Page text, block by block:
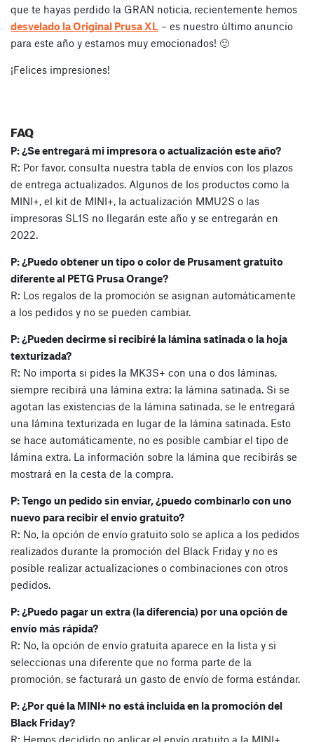
que te hayas perdido la GRAN noticia, recientemente hemos
desvelado la Original Prusa XL – es nuestro último anuncio
para este año y estamos muy emocionados! 🙂
¡Felices impresiones!
FAQ
P: ¿Se entregará mi impresora o actualización este año?
R: Por favor, consulta nuestra tabla de envíos con los plazos
de entrega actualizados. Algunos de los productos como la
MINI+, el kit de MINI+, la actualización MMU2S o las
impresoras SL1S no llegarán este año y se entregarán en
2022.
P: ¿Puedo obtener un tipo o color de Prusament gratuito
diferente al PETG Prusa Orange?
R: Los regalos de la promoción se asignan automáticamente
a los pedidos y no se pueden cambiar.
P: ¿Pueden decirme si recibiré la lámina satinada o la hoja
texturizada?
R: No importa si pides la MK3S+ con una o dos láminas,
siempre recibirá una lámina extra: la lámina satinada. Si se
agotan las existencias de la lámina satinada, se le entregará
una lámina texturizada en lugar de la lámina satinada. Esto
se hace automáticamente, no es posible cambiar el tipo de
lámina extra. La información sobre la lámina que recibirás se
mostrará en la cesta de la compra.
P: Tengo un pedido sin enviar, ¿puedo combinarlo con uno
nuevo para recibir el envío gratuito?
R: No, la opción de envío gratuito solo se aplica a los pedidos
realizados durante la promoción del Black Friday y no es
posible realizar actualizaciones o combinaciones con otros
pedidos.
P: ¿Puedo pagar un extra (la diferencia) por una opción de
envío más rápida?
R: No, la opción de envío gratuita aparece en la lista y si
seleccionas una diferente que no forma parte de la
promoción, se facturará un gasto de envío de forma estándar.
P: ¿Por qué la MINI+ no está incluida en la promoción del
Black Friday?
R: Hemos decidido no aplicar el envío gratuito a la MINI+,